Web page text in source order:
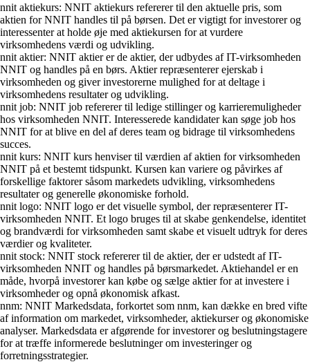
nnit aktiekurs: NNIT aktiekurs refererer til den aktuelle pris, som
aktien for NNIT handles til på børsen. Det er vigtigt for investorer og
interessenter at holde øje med aktiekursen for at vurdere
virksomhedens værdi og udvikling.
nnit aktier: NNIT aktier er de aktier, der udbydes af IT-virksomheden
NNIT og handles på en børs. Aktier repræsenterer ejerskab i
virksomheden og giver investorerne mulighed for at deltage i
virksomhedens resultater og udvikling.
nnit job: NNIT job refererer til ledige stillinger og karrieremuligheder
hos virksomheden NNIT. Interesserede kandidater kan søge job hos
NNIT for at blive en del af deres team og bidrage til virksomhedens
succes.
nnit kurs: NNIT kurs henviser til værdien af aktien for virksomheden
NNIT på et bestemt tidspunkt. Kursen kan variere og påvirkes af
forskellige faktorer såsom markedets udvikling, virksomhedens
resultater og generelle økonomiske forhold.
nnit logo: NNIT logo er det visuelle symbol, der repræsenterer IT-
virksomheden NNIT. Et logo bruges til at skabe genkendelse, identitet
og brandværdi for virksomheden samt skabe et visuelt udtryk for deres
værdier og kvaliteter.
nnit stock: NNIT stock refererer til de aktier, der er udstedt af IT-
virksomheden NNIT og handles på børsmarkedet. Aktiehandel er en
måde, hvorpå investorer kan købe og sælge aktier for at investere i
virksomheder og opnå økonomisk afkast.
nnm: NNIT Markedsdata, forkortet som nnm, kan dække en bred vifte
af information om markedet, virksomheder, aktiekurser og økonomiske
analyser. Markedsdata er afgørende for investorer og beslutningstagere
for at træffe informerede beslutninger om investeringer og
forretningsstrategier.